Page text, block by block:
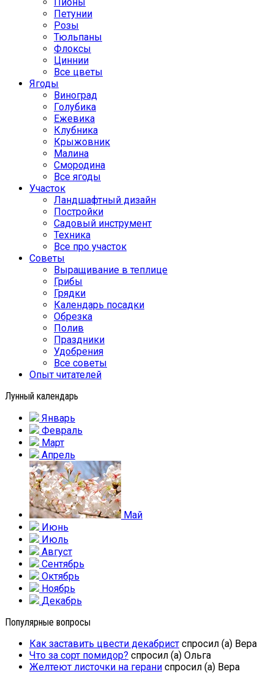
Пионы
Петунии
Розы
Тюльпаны
Флоксы
Циннии
Все цветы
Ягоды
Виноград
Голубика
Ежевика
Клубника
Крыжовник
Малина
Смородина
Все ягоды
Участок
Ландшафтный дизайн
Постройки
Садовый инструмент
Техника
Все про участок
Советы
Выращивание в теплице
Грибы
Грядки
Календарь посадки
Обрезка
Полив
Праздники
Удобрения
Все советы
Опыт читателей
Лунный календарь
Январь
Февраль
Март
Апрель
Май
Июнь
Июль
Август
Сентябрь
Октябрь
Ноябрь
Декабрь
Популярные вопросы
Как заставить цвести декабрист спросил (а) Вера
Что за сорт помидор? спросил (а) Ольга
Желтеют листочки на герани спросил (а) Вера